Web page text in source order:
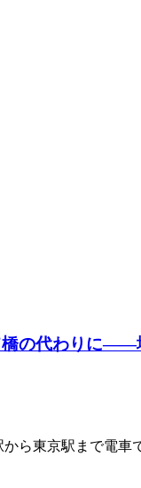
の代わりに――
ら東京駅まで電